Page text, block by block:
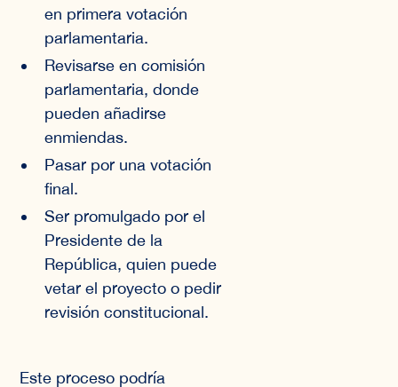
en primera votación
parlamentaria.
Revisarse en comisión
parlamentaria, donde
pueden añadirse
enmiendas.
Pasar por una votación
final.
Ser promulgado por el
Presidente de la
República, quien puede
vetar el proyecto o pedir
revisión constitucional.
Este proceso podría